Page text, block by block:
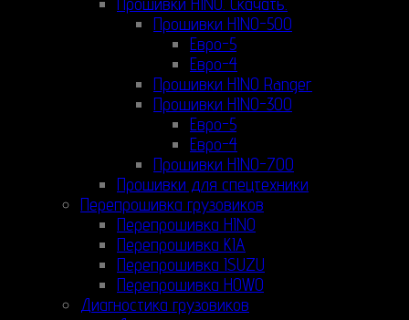
Прошивки HINO-500
Евро-5
Евро-4
Прошивки HINO Ranger
Прошивки HINO-300
Евро-5
Евро-4
Прошивки HINO-700
Прошивки для спецтехники
Перепрошивка грузовиков
Перепрошивка HINO
Перепрошивка KIA
Перепрошивка ISUZU
Перепрошивка HOWO
Диагностика грузовиков